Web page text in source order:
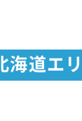
北海道エ